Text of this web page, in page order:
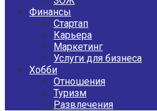
Финансы
Стартап
Карьера
Маркетинг
Услуги для бизнеса
Хобби
Отношения
Туризм
Развлечения